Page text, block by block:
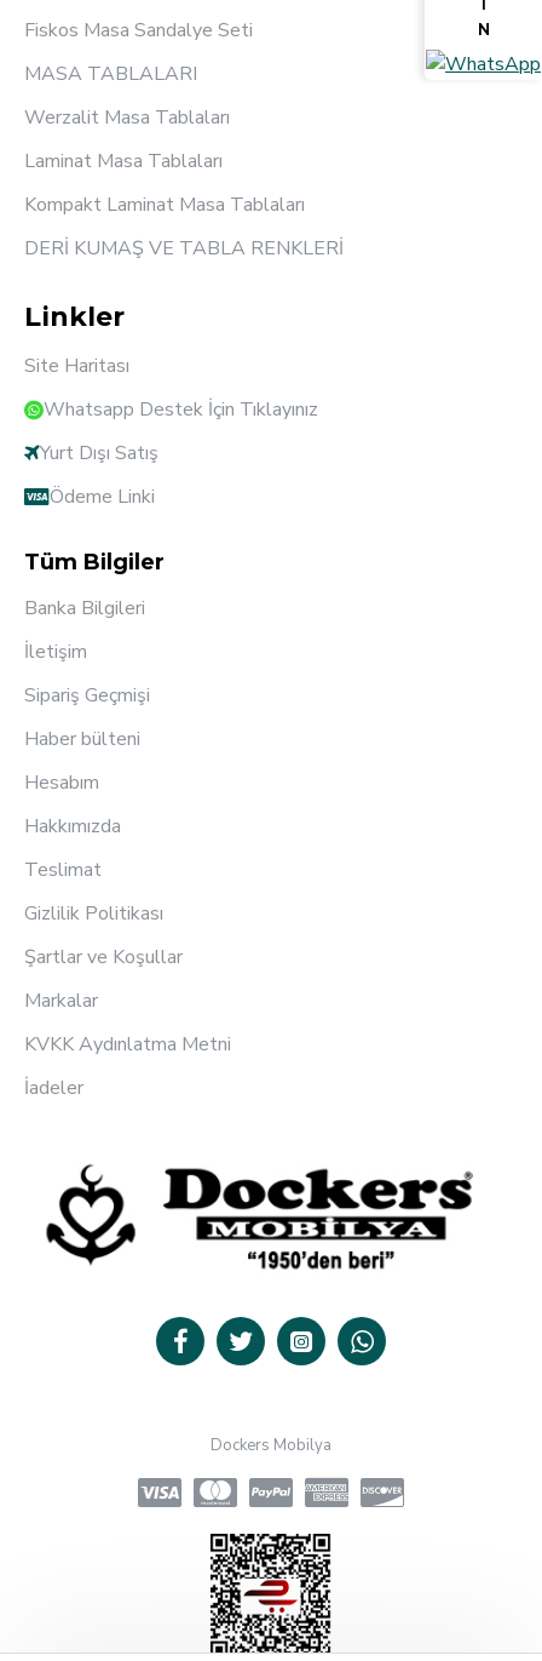
Fiskos Masa Sandalye Seti
MASA TABLALARI
Werzalit Masa Tablaları
Laminat Masa Tablaları
Kompakt Laminat Masa Tablaları
DERİ KUMAŞ VE TABLA RENKLERİ
Linkler
Site Haritası
Whatsapp Destek İçin Tıklayınız
Yurt Dışı Satış
Ödeme Linki
Tüm Bilgiler
Banka Bilgileri
İletişim
Sipariş Geçmişi
Haber bülteni
Hesabım
Hakkımızda
Teslimat
Gizlilik Politikası
Şartlar ve Koşullar
Markalar
KVKK Aydınlatma Metni
İadeler
Dockers Mobilya
N